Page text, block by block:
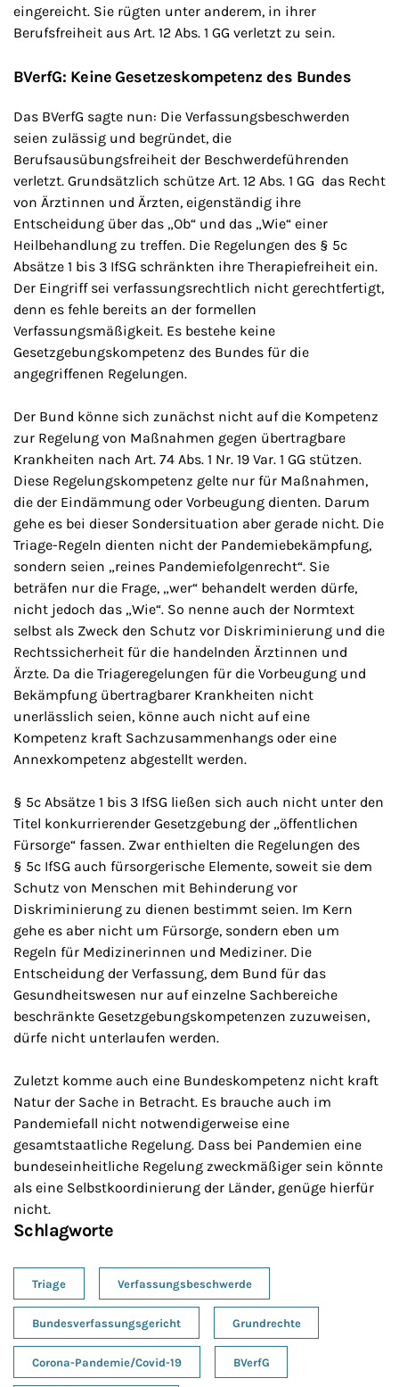
eingereicht. Sie rügten unter anderem, in ihrer
Berufsfreiheit aus Art. 12 Abs. 1 GG verletzt zu sein.
BVerfG: Keine Gesetzeskompetenz des Bundes
Das BVerfG sagte nun: Die Verfassungsbeschwerden
seien zulässig und begründet, die
Berufsausübungsfreiheit der Beschwerdeführenden
verletzt. Grundsätzlich schütze Art. 12 Abs. 1 GG das Recht
von Ärztinnen und Ärzten, eigenständig ihre
Entscheidung über das „Ob“ und das „Wie“ einer
Heilbehandlung zu treffen. Die Regelungen des § 5c
Absätze 1 bis 3 IfSG schränkten ihre Therapiefreiheit ein.
Der Eingriff sei verfassungsrechtlich nicht gerechtfertigt,
denn es fehle bereits an der formellen
Verfassungsmäßigkeit. Es bestehe keine
Gesetzgebungskompetenz des Bundes für die
angegriffenen Regelungen.
Der Bund könne sich zunächst nicht auf die Kompetenz
zur Regelung von Maßnahmen gegen übertragbare
Krankheiten nach Art. 74 Abs. 1 Nr. 19 Var. 1 GG stützen.
Diese Regelungskompetenz gelte nur für Maßnahmen,
die der Eindämmung oder Vorbeugung dienten. Darum
gehe es bei dieser Sondersituation aber gerade nicht. Die
Triage-Regeln dienten nicht der Pandemiebekämpfung,
sondern seien „reines Pandemiefolgenrecht“. Sie
beträfen nur die Frage, „wer“ behandelt werden dürfe,
nicht jedoch das „Wie“. So nenne auch der Normtext
selbst als Zweck den Schutz vor Diskriminierung und die
Rechtssicherheit für die handelnden Ärztinnen und
Ärzte. Da die Triageregelungen für die Vorbeugung und
Bekämpfung übertragbarer Krankheiten nicht
unerlässlich seien, könne auch nicht auf eine
Kompetenz kraft Sachzusammenhangs oder eine
Annexkompetenz abgestellt werden.
§ 5c Absätze 1 bis 3 IfSG ließen sich auch nicht unter den
Titel konkurrierender Gesetzgebung der „öffentlichen
Fürsorge“ fassen. Zwar enthielten die Regelungen des
§ 5c IfSG auch fürsorgerische Elemente, soweit sie dem
Schutz von Menschen mit Behinderung vor
Diskriminierung zu dienen bestimmt seien. Im Kern
gehe es aber nicht um Fürsorge, sondern eben um
Regeln für Medizinerinnen und Mediziner. Die
Entscheidung der Verfassung, dem Bund für das
Gesundheitswesen nur auf einzelne Sachbereiche
beschränkte Gesetzgebungskompetenzen zuzuweisen,
dürfe nicht unterlaufen werden.
Zuletzt komme auch eine Bundeskompetenz nicht kraft
Natur der Sache in Betracht. Es brauche auch im
Pandemiefall nicht notwendigerweise eine
gesamtstaatliche Regelung. Dass bei Pandemien eine
bundeseinheitliche Regelung zweckmäßiger sein könnte
als eine Selbstkoordinierung der Länder, genüge hierfür
nicht.
Schlagworte
Triage Verfassungsbeschwerde
Bundesverfassungsgericht Grundrechte
Corona-Pandemie/Covid-19 BVerfG